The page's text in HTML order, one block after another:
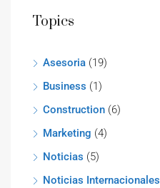
Topics
Asesoria (19)
Business (1)
Construction (6)
Marketing (4)
Noticias (5)
Noticias Internacionales